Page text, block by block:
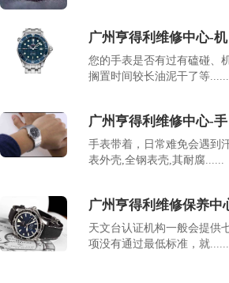
广州亨得利维修中心-机
您的手表是否有过有磕碰、
搁置时间较长油泥干了等......
广州亨得利维修中心-手
手表带着，日常难免会遇到
表外壳,全钢表壳,其耐腐......
广州亨得利维修保养中
天文台认证机构一般会提供
项没有通过最低标准，就......